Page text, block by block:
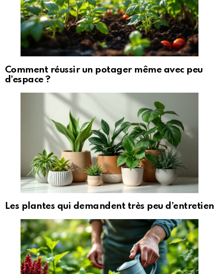
Comment réussir un potager même avec peu
d’espace ?
Les plantes qui demandent très peu d’entretien